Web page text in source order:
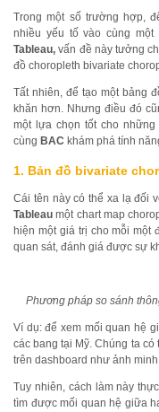
Trong một số trường hợp,
nhiều yếu tố vào cùng
Tableau, vấn đề này tưởng
đồ choropleth bivariate
Tất nhiên, để tạo một bảng
khăn hơn. Nhưng điều đó
một lựa chọn tốt cho
cùng BAC khám phá tính
1. Bản đồ bivariate
Cái tên này có thể xa lạ đối
Tableau một chart map
hiện một giá trị cho mỗi một
quan sát, đánh giá được sự
Phương pháp so sánh
Ví dụ: để xem mối quan hệ
các bang tại Mỹ. Chúng ta
trên dashboard như ảnh
Tuy nhiên, cách làm này
tìm được mối quan hệ giữa